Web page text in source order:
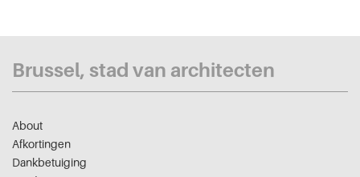
Brussel, stad van architecten
About
Afkortingen
Dankbetuiging